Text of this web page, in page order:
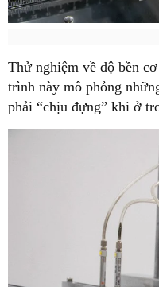
Thử nghiệm về độ bền
trình này mô phỏng
phải “chịu đựng” khi ở